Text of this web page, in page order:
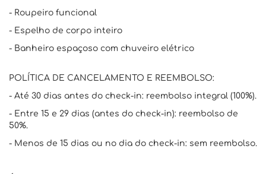
- Roupeiro funcional
- Espelho de corpo inteiro
- Banheiro espaçoso com chuveiro elétrico
POLÍTICA DE CANCELAMENTO E REEMBOLSO:
- Até 30 dias antes do check-in: reembolso integral (100%).
- Entre 15 e 29 dias (antes do check-in): reembolso de
50%.
- Menos de 15 dias ou no dia do check-in: sem reembolso.